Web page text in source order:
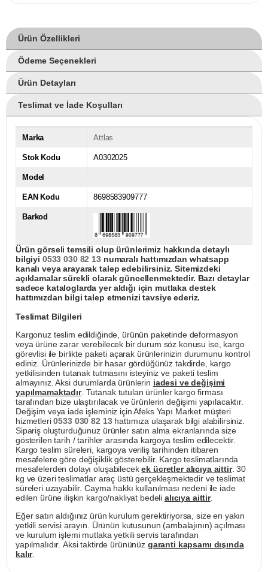
Ürün Özellikleri
Ödeme Seçenekleri
Ürün Detayları
Teslimat ve İade Koşulları
Marka Attlas
Stok Kodu A0302025
Model
EAN Kodu 8698583909777
Barkod
Ürün görseli temsili olup ürünlerimiz hakkında detaylı
bilgiyi 0533 030 82 13numaralı hattımızdan whatsapp
kanalı veya arayarak talep edebilirsiniz. Sitemizdeki
açıklamalar sürekli olarak güncellenmektedir. Bazı detaylar
sadece kataloglarda yer aldığı için mutlaka destek
hattımızdan bilgi talep etmenizi tavsiye ederiz.
Teslimat Bilgileri
Kargonuz teslim edildiğinde, ürünün paketinde deformasyon
veya ürüne zarar verebilecek bir durum söz konusu ise, kargo
görevlisi ile birlikte paketi açarak ürünlerinizin durumunu kontrol
ediniz. Ürünlerinizde bir hasar gördüğünüz takdirde, kargo
yetkilisinden tutanak tutmasını isteyiniz ve paketi teslim
almayınız. Aksi durumlarda ürünlerin iadesi ve değişimi
yapılmamaktadır. Tutanak tutulan ürünler kargo firması
tarafından bize ulaştırılacak ve ürünlerin değişimi yapılacaktır.
Değişim veya iade işleminiz için Afeks Yapı Market müşteri
hizmetleri0533 030 82 13hattımıza ulaşarak bilgi alabilirsiniz.
Sipariş oluşturduğunuz ürünler satın alma ekranlarında size
gösterilen tarih / tarihler arasında kargoya teslim edilecektir.
Kargo teslim süreleri, kargoya veriliş tarihinden itibaren
mesafelere göre değişiklik gösterebilir. Kargo teslimatlarında
mesafelerden dolayı oluşabilecekek ücretler alıcıya aittir. 30
kg ve üzeri teslimatlar araç üstü gerçekleşmektedir ve teslimat
süreleri uzayabilir. Cayma hakkı kullanılması nedeni ile iade
edilen ürüne ilişkin kargo/nakliyat bedeli alıcıya aittir.
Eğer satın aldığınız ürün kurulum gerektiriyorsa, size en yakın
yetkili servisi arayın. Ürünün kutusunun (ambalajının) açılması
ve kurulum işlemi mutlaka yetkili servis tarafından
yapılmalıdır. Aksi taktirde ürününüz garanti kapsamı dışında
kalır.